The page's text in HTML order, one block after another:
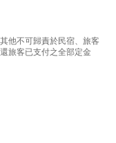
他不可歸責於民宿、旅客
旅客已支付之全部定金